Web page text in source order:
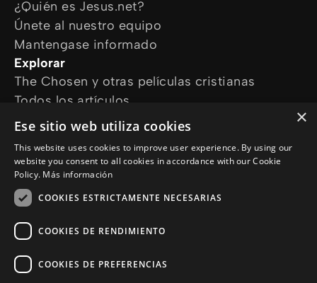
¿Quién es Jesus.net?
Únete al nuestro equipo
Mantengase informado
Explorar
The Chosen y otras películas cristianas
Todos los artículos
Cursos online
¿Cómo podemos ayudarte?
Devocional diario
Necesito oración
Síguenos en
×
Ese sitio web utiliza cookies
This website uses cookies to improve user experience. By using our
website you consent to all cookies in accordance with our Cookie
Policy. Más información
COOKIES ESTRICTAMENTE NECESARIAS
COOKIES DE RENDIMIENTO
COOKIES DE PREFERENCIAS